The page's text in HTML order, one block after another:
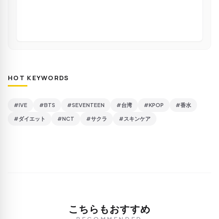
HOT KEYWORDS
#IVE #BTS #SEVENTEEN #台湾 #KPOP #香水
#ダイエット #NCT #サクラ #スキンケア
こちらもおすすめ